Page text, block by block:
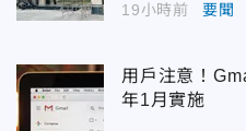
19小時前 要聞
用戶注意！
年1月實施